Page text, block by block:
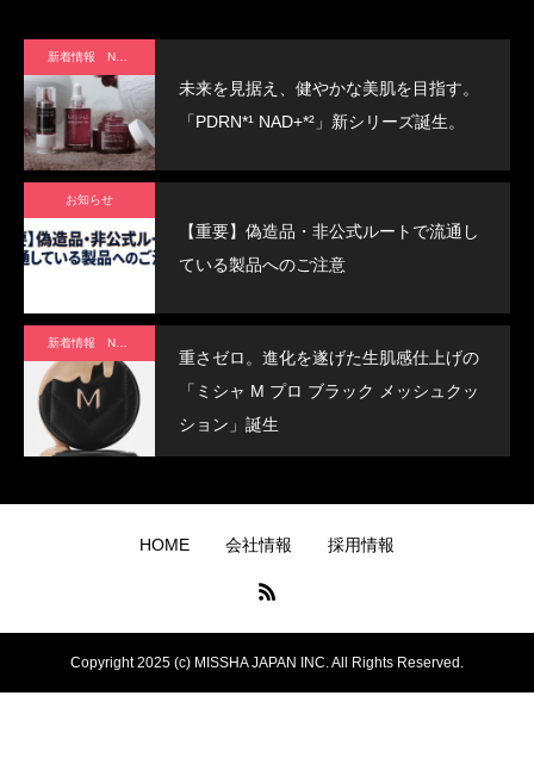
バー
する
All In
One
クッ
ショ
ンフ
未来を見据え、健やかな美肌を目指す。
「PDRN*¹ NAD+*²」新シリーズ誕生。
お知らせ
【重要】偽造品・非公式ルートで流通し
ている製品へのご注意
重さゼロ。進化を遂げた生肌感仕上げの
「ミシャ M プロ ブラック メッシュクッ
ション」誕生
HOME 会社情報 採用情報
Copyright 2025 (c) MISSHA JAPAN INC. All Rights Reserved.